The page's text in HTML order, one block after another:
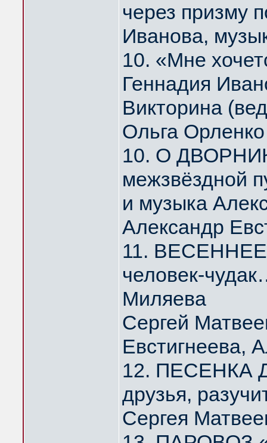
через призму
Иванова,
10. «Мне
Геннадия
Викторина
Ольга Орленко
10. О
межзвёздной
и музыка
Александр
11. ВЕСЕННЕЕ
человек-
Миляева
Сергей
Евстигнеева,
12. ПЕСЕНКА
друзья,
Сергея